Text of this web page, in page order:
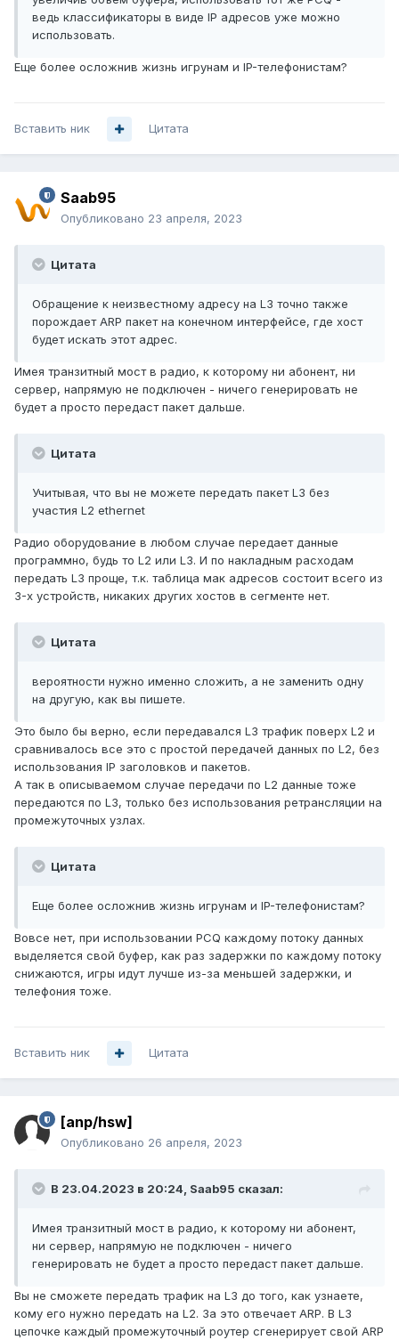
ведь классификаторы в виде IP адресов уже можно
использовать.
Еще более осложнив жизнь игрунам и IP-телефонистам?
Вставить ник Цитата
Saab95
Опубликовано 23 апреля, 2023
Цитата
Обращение к неизвестному адресу на L3 точно также
порождает ARP пакет на конечном интерфейсе, где хост
будет искать этот адрес.
Имея транзитный мост в радио, к которому ни абонент, ни
сервер, напрямую не подключен - ничего генерировать не
будет а просто передаст пакет дальше.
Цитата
Учитывая, что вы не можете передать пакет L3 без
участия L2 ethernet
Радио оборудование в любом случае передает данные
программно, будь то L2 или L3. И по накладным расходам
передать L3 проще, т.к. таблица мак адресов состоит всего из
3-х устройств, никаких других хостов в сегменте нет.
Цитата
вероятности нужно именно сложить, а не заменить одну
на другую, как вы пишете.
Это было бы верно, если передавался L3 трафик поверх L2 и
сравнивалось все это с простой передачей данных по L2, без
использования IP заголовков и пакетов.
А так в описываемом случае передачи по L2 данные тоже
передаются по L3, только без использования ретрансляции на
промежуточных узлах.
Цитата
Еще более осложнив жизнь игрунам и IP-телефонистам?
Вовсе нет, при использовании PCQ каждому потоку данных
выделяется свой буфер, как раз задержки по каждому потоку
снижаются, игры идут лучше из-за меньшей задержки, и
телефония тоже.
Вставить ник Цитата
[anp/hsw]
Опубликовано 26 апреля, 2023
В 23.04.2023 в 20:24, Saab95 сказал:
Имея транзитный мост в радио, к которому ни абонент,
ни сервер, напрямую не подключен - ничего
генерировать не будет а просто передаст пакет дальше.
Вы не сможете передать трафик на L3 до того, как узнаете,
кому его нужно передать на L2. За это отвечает ARP. В L3
цепочке каждый промежуточный роутер сгенерирует свой ARP